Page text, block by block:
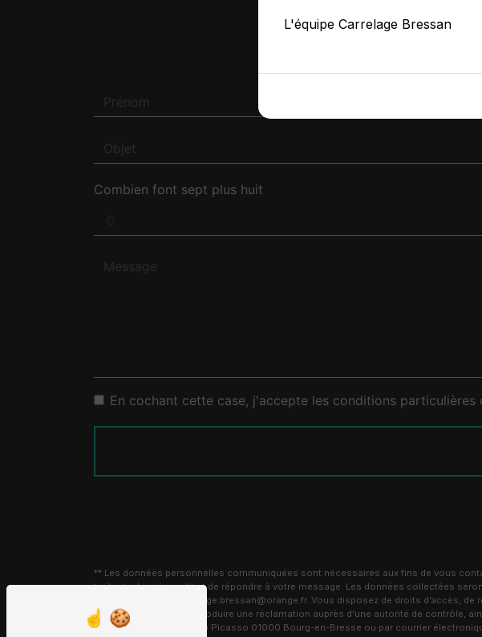
L'équipe Carrelage Bressan
N'HÉSITEZ
Combien font sept plus huit
En cochant cette case, j'accepte les conditions particulières
** Les données personnelles communiquées sont nécessaires aux fins de vous
traitants dans le seul but de répondre à votre message. Les données collectées
Bourg-en-Bresse carrelage.bressan@orange.fr. Vous disposez de droits d’accès,
moment et du droit d’introduire une réclamation auprès d’une autorité de contrôle,
l'adresse 8 Avenue Pablo Picasso 01000 Bourg-en-Bresse ou par courrier